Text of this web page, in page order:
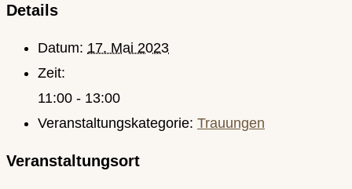
Details
Datum: 17. Mai 2023
Zeit:
11:00 - 13:00
Veranstaltungskategorie: Trauungen
Veranstaltungsort